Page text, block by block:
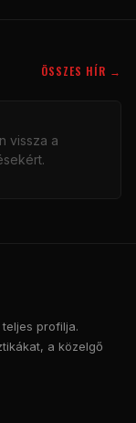
ÖSSZES HÍR →
vissza a
profilja.
a közelgő